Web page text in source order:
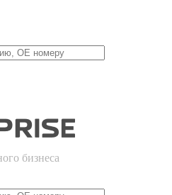
бизнеса